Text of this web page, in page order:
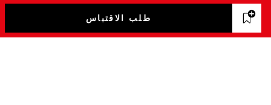
طلب الاقتباس